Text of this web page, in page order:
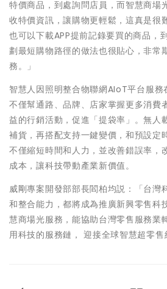
特價商品，到處詢問店員，而智慧商場
收特價資訊，讓購物更輕鬆，這真是很
也可以下載APP提前記錄要買的商品，
劃最短購物路徑的做法也很貼心，非常
務。」
智慧人因照明整合物聯網AIoT平台服務
不僅幫通路、品牌、店家掌握更多消費
益的行銷活動，促進「提袋率」。無人
補貨，再搭配支持一鍵變價，和預設定
不僅縮短時間和人力，並改善錯誤率，
成本，讓科技帶動產業新價值。
威剛專案開發部部長閻柏均説：「台灣
和整合能力，都將成為推廣新興零售科
慧商場光服務，能協助台灣零售服務業
用科技的服務鏈， 迎接全球智慧超零售